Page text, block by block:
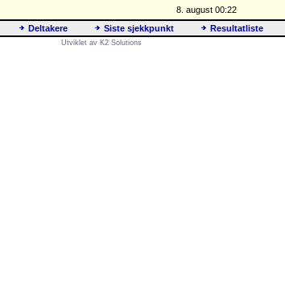
8. august 00:22
Deltakere Siste sjekkpunkt
Resultatliste
Utviklet av K2 Solutions